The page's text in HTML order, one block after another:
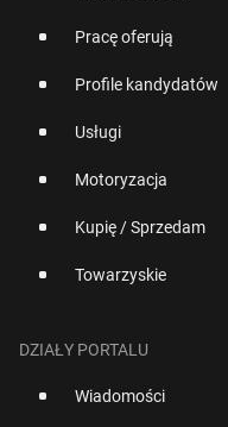
Pracę oferują
Profile kandydatów
Usługi
Motoryzacja
Kupię / Sprzedam
Towarzyskie
DZIAŁY PORTALU
Wiadomości